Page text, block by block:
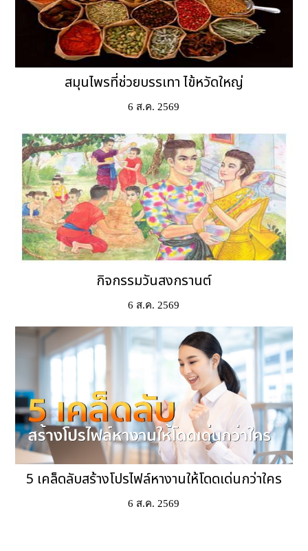
6 ส.ค. 2569
กิจกรรมวันสงกรานต์
6 ส.ค. 2569
5 เคล็ดลับสร้างโปรไฟล์หางานให้โดดเด่นกว่าใคร
6 ส.ค. 2569